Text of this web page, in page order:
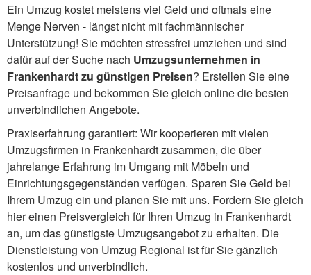
Ein Umzug kostet meistens viel Geld und oftmals eine
Menge Nerven - längst nicht mit fachmännischer
Unterstützung! Sie möchten stressfrei umziehen und sind
dafür auf der Suche nach Umzugsunternehmen in
Frankenhardt zu günstigen Preisen? Erstellen Sie eine
Preisanfrage und bekommen Sie gleich online die besten
unverbindlichen Angebote.
Praxiserfahrung garantiert: Wir kooperieren mit vielen
Umzugsfirmen in Frankenhardt zusammen, die über
jahrelange Erfahrung im Umgang mit Möbeln und
Einrichtungsgegenständen verfügen. Sparen Sie Geld bei
Ihrem Umzug ein und planen Sie mit uns. Fordern Sie gleich
hier einen Preisvergleich für Ihren Umzug in Frankenhardt
an, um das günstigste Umzugsangebot zu erhalten. Die
Dienstleistung von Umzug Regional ist für Sie gänzlich
kostenlos und unverbindlich.